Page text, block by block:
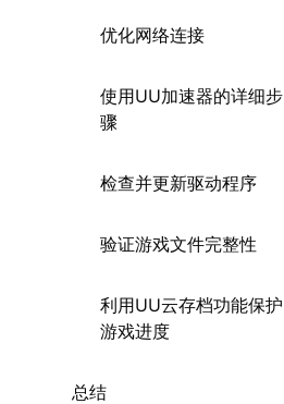
优化网络连接
使用UU加速器的详细步
骤
检查并更新驱动程序
验证游戏文件完整性
利用UU云存档功能保护
游戏进度
总结